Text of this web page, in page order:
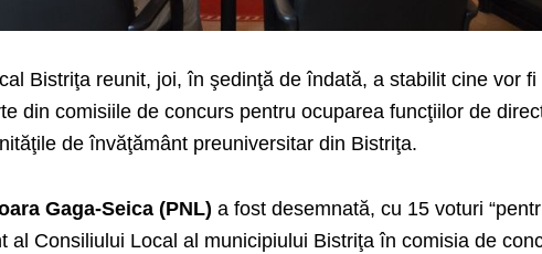
Bistriţa reunit, joi, în şedinţă de îndată, a stabilit cine vor
din comisiile de concurs pentru ocuparea funcţiilor de
de învăţământ preuniversitar din Bistriţa.
Gaga-Seica (PNL) a fost desemnată, cu 15 voturi
al Consiliului Local al municipiului Bistriţa în comisia de